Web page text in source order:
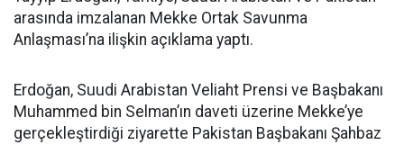
arasında imzalanan Mekke Ortak Savunma
Anlaşması’na ilişkin açıklama yaptı.
Erdoğan, Suudi Arabistan Veliaht Prensi ve Başbakanı
Muhammed bin Selman’ın daveti üzerine Mekke’ye
gerçekleştirdiği ziyarette Pakistan Başbakanı Şahbaz